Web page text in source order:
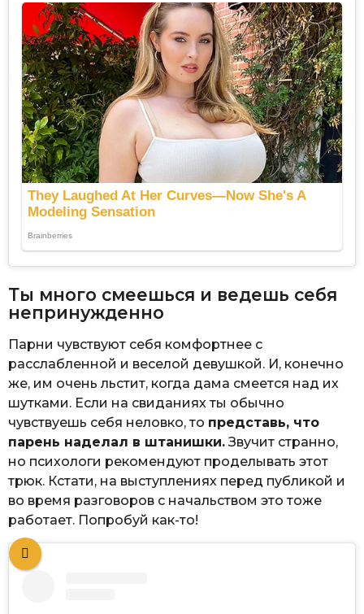
Ты много смеешься и ведешь себя
непринужденно
Парни чувствуют себя комфортнее с
расслабленной и веселой девушкой. И, конечно
же, им очень льстит, когда дама смеется над их
шутками. Если на свиданиях ты обычно
чувствуешь себя неловко, то представь, что
парень наделал в штанишки.Звучит странно,
но психологи рекомендуют проделывать этот
трюк. Кстати, на выступлениях перед публикой и
во время разговоров с начальством это тоже
работает. Попробуй как-то!